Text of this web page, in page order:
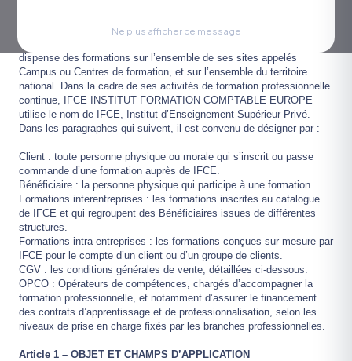
Ne plus afficher ce message
Préfecture de Région du Grand-Est, N° UAI 0672598K, N°TVA
intracommunautaire FR87 383 915 840. IFCE conçoit, élabore et
dispense des formations sur l’ensemble de ses sites appelés
Campus ou Centres de formation, et sur l’ensemble du territoire
national. Dans la cadre de ses activités de formation professionnelle
continue, IFCE INSTITUT FORMATION COMPTABLE EUROPE
utilise le nom de IFCE, Institut d’Enseignement Supérieur Privé.
Dans les paragraphes qui suivent, il est convenu de désigner par :
Client : toute personne physique ou morale qui s’inscrit ou passe
commande d’une formation auprès de IFCE.
Bénéficiaire : la personne physique qui participe à une formation.
Formations interentreprises : les formations inscrites au catalogue
de IFCE et qui regroupent des Bénéficiaires issues de différentes
structures.
Formations intra-entreprises : les formations conçues sur mesure par
IFCE pour le compte d’un client ou d’un groupe de clients.
CGV : les conditions générales de vente, détaillées ci-dessous.
OPCO : Opérateurs de compétences, chargés d’accompagner la
formation professionnelle, et notamment d’assurer le financement
des contrats d’apprentissage et de professionnalisation, selon les
niveaux de prise en charge fixés par les branches professionnelles.
Article 1 – OBJET ET CHAMPS D’APPLICATION